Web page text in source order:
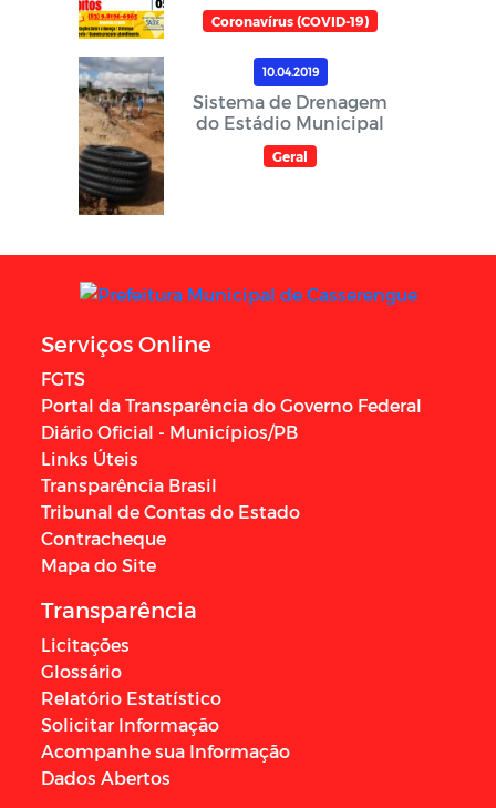
Coronavírus (COVID-19)
10.04.2019
Sistema de Drenagem
do Estádio Municipal
Geral
Serviços Online
FGTS
Portal da Transparência do Governo Federal
Diário Oficial - Municípios/PB
Links Úteis
Transparência Brasil
Tribunal de Contas do Estado
Contracheque
Mapa do Site
Transparência
Licitações
Glossário
Relatório Estatístico
Solicitar Informação
Acompanhe sua Informação
Dados Abertos